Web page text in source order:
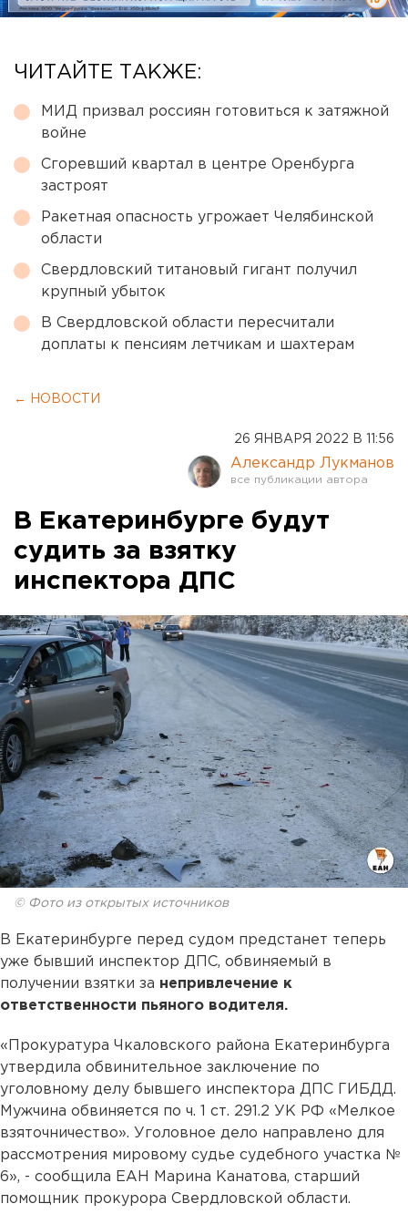
ЧИТАЙТЕ ТАКЖЕ:
МИД призвал россиян готовиться к затяжной
войне
Сгоревший квартал в центре Оренбурга
застроят
Ракетная опасность угрожает Челябинской
области
Свердловский титановый гигант получил
крупный убыток
В Свердловской области пересчитали
доплаты к пенсиям летчикам и шахтерам
← НОВОСТИ
26 ЯНВАРЯ 2022 В 11:56
Александр Лукманов
В Екатеринбурге будут
судить за взятку
инспектора ДПС
© Фото из открытых источников
В Екатеринбурге перед судом предстанет теперь
уже бывший инспектор ДПС, обвиняемый в
получении взятки за непривлечение к
ответственности пьяного водителя.
«Прокуратура Чкаловского района Екатеринбурга
утвердила обвинительное заключение по
уголовному делу бывшего инспектора ДПС ГИБДД.
Мужчина обвиняется по ч. 1 ст. 291.2 УК РФ «Мелкое
взяточничество». Уголовное дело направлено для
рассмотрения мировому судье судебного участка №
6», - сообщила ЕАН Марина Канатова, старший
помощник прокурора Свердловской области.